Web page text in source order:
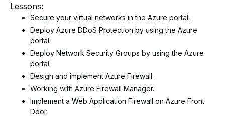
Lessons:
Secure your virtual networks in the Azure portal.
Deploy Azure DDoS Protection by using the Azure
portal.
Deploy Network Security Groups by using the Azure
portal.
Design and implement Azure Firewall.
Working with Azure Firewall Manager.
Implement a Web Application Firewall on Azure Front
Door.